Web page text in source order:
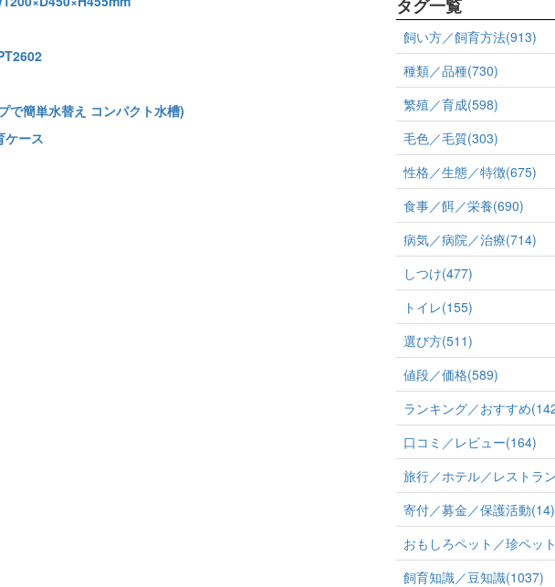
で簡単水替え コンパクト水槽)
ケース
タグ一覧
飼い方／飼育方法(913)
種類／品種(730)
繁殖／育成(598)
毛色／毛質(303)
性格／生態／特徴(675)
食事／餌／栄養(690)
病気／病院／治療(714)
しつけ(477)
トイレ(155)
選び方(511)
値段／価格(589)
ランキング／おすすめ
口コミ／レビュー(164)
旅行／ホテル／レストラ
寄付／募金／保護活動(14)
おもしろペット／珍ペッ
飼育知識／豆知識(1037)